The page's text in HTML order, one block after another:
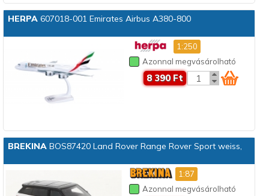
HERPA607018-001 Emirates Airbus A380-800
1:250
Azonnal megvásárolható
8 390 Ft
BREKINABOS87420 Land Rover Range Rover Sport weiss,
1:87
Azonnal megvásárolható